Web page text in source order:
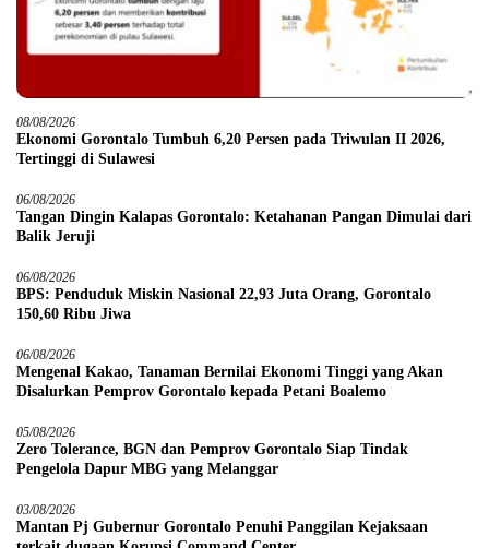
08/08/2026
Ekonomi Gorontalo Tumbuh 6,20 Persen pada Triwulan II 2026,
Tertinggi di Sulawesi
06/08/2026
Tangan Dingin Kalapas Gorontalo: Ketahanan Pangan Dimulai dari
Balik Jeruji
06/08/2026
BPS: Penduduk Miskin Nasional 22,93 Juta Orang, Gorontalo
150,60 Ribu Jiwa
06/08/2026
Mengenal Kakao, Tanaman Bernilai Ekonomi Tinggi yang Akan
Disalurkan Pemprov Gorontalo kepada Petani Boalemo
05/08/2026
Zero Tolerance, BGN dan Pemprov Gorontalo Siap Tindak
Pengelola Dapur MBG yang Melanggar
03/08/2026
Mantan Pj Gubernur Gorontalo Penuhi Panggilan Kejaksaan